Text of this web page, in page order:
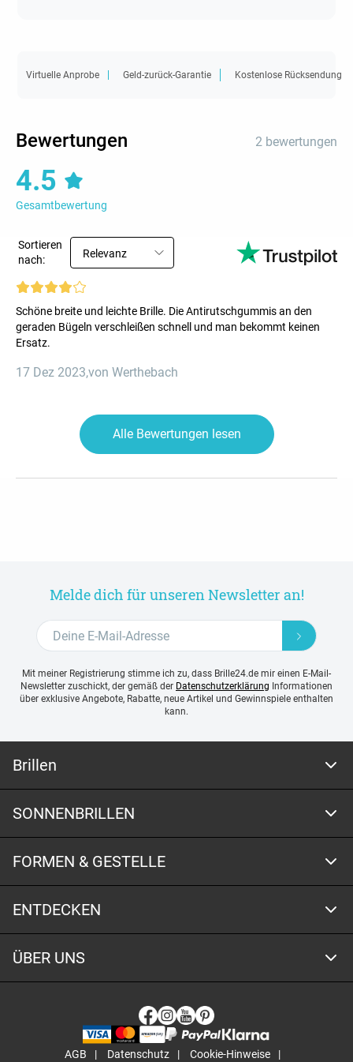
Virtuelle Anprobe Geld-zurück-Garantie Kostenlose Rücksendung
Bewertungen 2 bewertungen
4.5
Gesamtbewertung
Sortieren
nach:
Relevanz
Schöne breite und leichte Brille. Die Antirutschgummis an den
geraden Bügeln verschleißen schnell und man bekommt keinen
Ersatz.
17 Dez 2023,von Werthebach
Alle Bewertungen lesen
Melde dich für unseren Newsletter an!
Mit meiner Registrierung stimme ich zu, dass Brille24.de mir einen E-Mail-
Newsletter zuschickt, der gemäß der Datenschutzerklärung Informationen
über exklusive Angebote, Rabatte, neue Artikel und Gewinnspiele enthalten
kann.
Brillen
SONNENBRILLEN
FORMEN & GESTELLE
ENTDECKEN
ÜBER UNS
AGB Datenschutz Cookie-Hinweise